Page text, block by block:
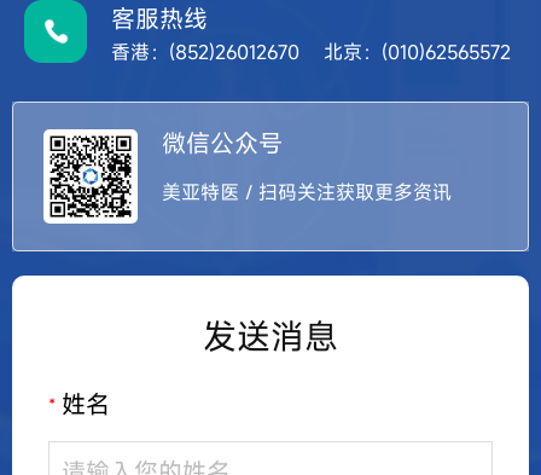
客服热线
香港：(852)26012670 北京：(010)62565572
微信公众号
美亚特医 / 扫码关注获取更多资讯
发送消息
* 姓名